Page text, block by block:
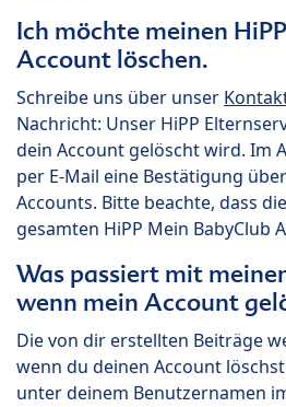
Ich möchte meinen
Account löschen.
Schreibe uns über unser
Nachricht: Unser HiPP
dein Account gelöscht wird. Im
per E-Mail eine Bestätigung
Accounts. Bitte beachte, dass
gesamten HiPP Mein BabyClub
Was passiert mit
wenn mein Account
Die von dir erstellten Beiträge
wenn du deinen Account
unter deinem Benutzernamen